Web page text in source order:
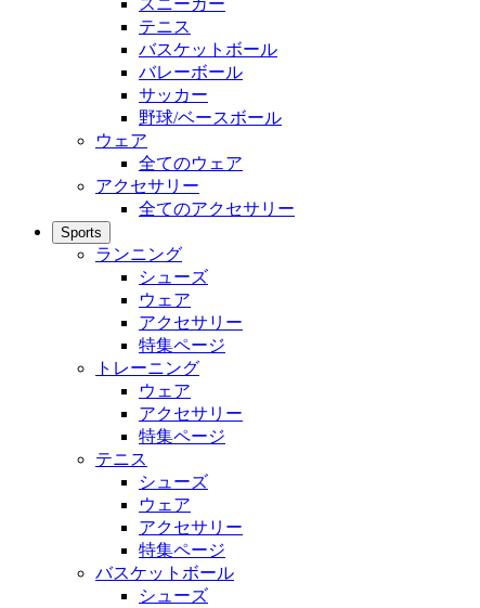
スニーカー
テニス
バスケットボール
バレーボール
サッカー
野球/ベースボール
ウェア
全てのウェア
アクセサリー
全てのアクセサリー
Sports
ランニング
シューズ
ウェア
アクセサリー
特集ページ
トレーニング
ウェア
アクセサリー
特集ページ
テニス
シューズ
ウェア
アクセサリー
特集ページ
バスケットボール
シューズ